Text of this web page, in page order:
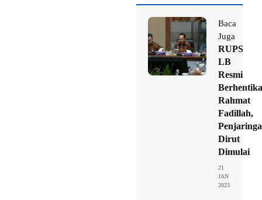
Baca
Juga
RUPS
LB
Resmi
Rahmat
Fadillah,
Dirut
Dimulai
21
JAN
2023